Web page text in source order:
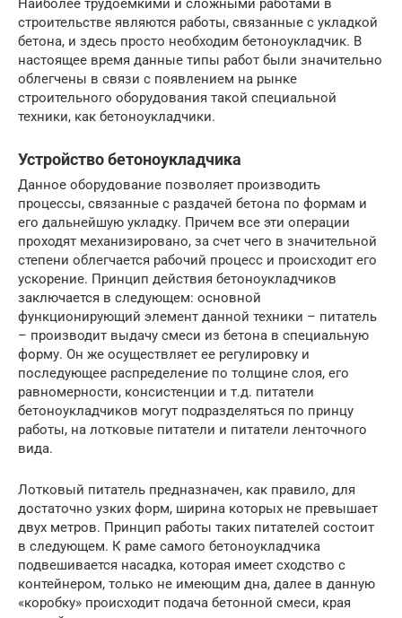
Наиболее трудоемкими и сложными работами в
строительстве являются работы, связанные с укладкой
бетона, и здесь просто необходим бетоноукладчик. В
настоящее время данные типы работ были значительно
облегчены в связи с появлением на рынке
строительного оборудования такой специальной
техники, как бетоноукладчики.
Устройство бетоноукладчика
Данное оборудование позволяет производить
процессы, связанные с раздачей бетона по формам и
его дальнейшую укладку. Причем все эти операции
проходят механизировано, за счет чего в значительной
степени облегчается рабочий процесс и происходит его
ускорение. Принцип действия бетоноукладчиков
заключается в следующем: основной
функционирующий элемент данной техники – питатель
– производит выдачу смеси из бетона в специальную
форму. Он же осуществляет ее регулировку и
последующее распределение по толщине слоя, его
равномерности, консистенции и т.д. питатели
бетоноукладчиков могут подразделяться по принцу
работы, на лотковые питатели и питатели ленточного
вида.
Лотковый питатель предназначен, как правило, для
достаточно узких форм, ширина которых не превышает
двух метров. Принцип работы таких питателей состоит
в следующем. К раме самого бетоноукладчика
подвешивается насадка, которая имеет сходство с
контейнером, только не имеющим дна, далее в данную
«коробку» происходит подача бетонной смеси, края